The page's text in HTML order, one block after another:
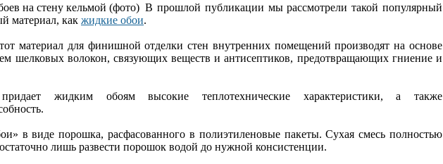
В прошлой публикации мы рассмотрели такой популярный
материал, как жидкие обои.
материал для финишной отделки стен внутренних помещений производят на основе
шелковых волокон, связующих веществ и антисептиков, предотвращающих гниение и
жидким обоям высокие теплотехнические характеристики, а также
в виде порошка, расфасованного в полиэтиленовые пакеты. Сухая смесь полностью
лишь развести порошок водой до нужной консистенции.